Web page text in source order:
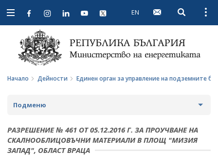
Open
navigation
EN Open
Начало Дейности Единен орган за управление на подземните
Подменю
СТРАТЕГИИ И ПОЛИТИКИ
СТАТИСТИКА И АНАЛИЗИ
РАЗРЕШЕНИЕ № 461 ОТ 05.12.2016 Г. ЗА ПРОУЧВАНЕ НА
СКАЛНООБЛИЦОВЪЧНИ МАТЕРИАЛИ В ПЛОЩ "МИЗИЯ
ЗАПАД", ОБЛАСТ ВРАЦА